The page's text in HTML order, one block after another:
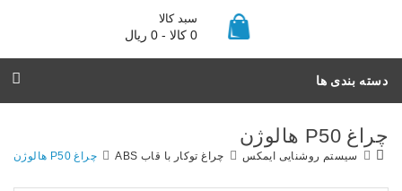
سبد کالا
0 کالا - 0 ریال
دسته بندی ها
چراغ P50 هالوژن
سیستم روشنایی ایمکس چراغ توکار با قاب ABS چراغ P50 هالوژن